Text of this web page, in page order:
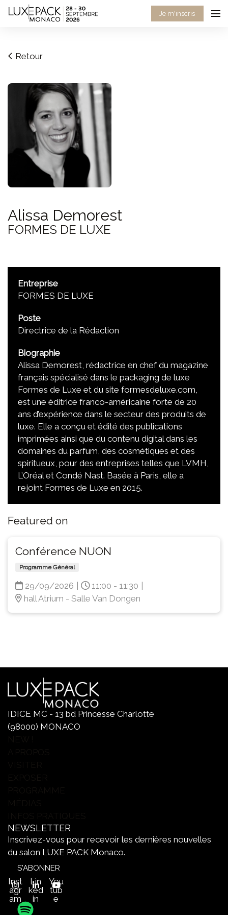
Consent choices
Je m'inscris
Retour
Alissa Demorest
FORMES DE LUXE
Entreprise
FORMES DE LUXE
Poste
Directrice de la Rédaction
Biographie
Alissa Demorest, rédactrice en chef du magazine
français spécialisé dans le packaging de luxe
Formes de Luxe et du site formesdeluxe.com,
est une éditrice franco-américaine forte de 20
ans d’expérience dans le secteur des produits de
luxe. Elle a conçu et édité des publications
imprimées ainsi que du contenu digital dans les
domaines du parfum, des cosmétiques et des
spiritueux, pour des entreprises telles que LVMH,
L’Oréal et Condé Nast. Basée à Paris, elle a
rejoint Formes de Luxe en 2015.
Featured on
Conférence NUON
Programme Général
29/09/2026 11:00 - 11:30
hall Atrium - Salle Van Dongen
IDICE MC - 13 bd Princesse Charlotte
(98000) MONACO
NEWSLETTER
Inscrivez-vous pour recevoir les dernières nouvelles
du salon LUXE PACK Monaco.
S'ABONNER
Inst
agr
am
Lin
ked
in
You
tub
e